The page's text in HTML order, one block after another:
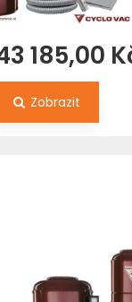
185,00
Zobrazit